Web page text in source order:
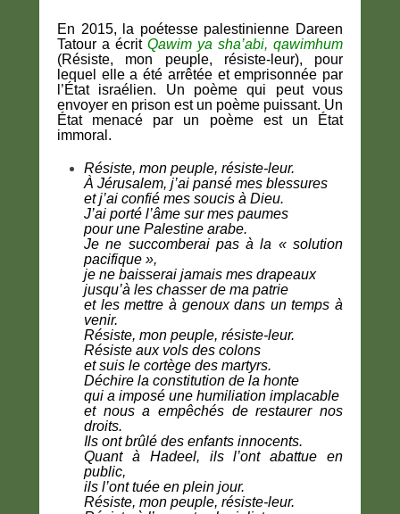
En 2015, la poétesse palestinienne Dareen
Tatour a écrit Qawim ya sha’abi, qawimhum
(Résiste, mon peuple, résiste-leur), pour
lequel elle a été arrêtée et emprisonnée par
l’État israélien. Un poème qui peut vous
envoyer en prison est un poème puissant. Un
État menacé par un poème est un État
immoral.
Résiste, mon peuple, résiste-leur.
À Jérusalem, j’ai pansé mes blessures
et j’ai confié mes soucis à Dieu.
J’ai porté l’âme sur mes paumes
pour une Palestine arabe.
Je ne succomberai pas à la « solution
pacifique »,
je ne baisserai jamais mes drapeaux
jusqu’à les chasser de ma patrie
et les mettre à genoux dans un temps à
venir.
Résiste, mon peuple, résiste-leur.
Résiste aux vols des colons
et suis le cortège des martyrs.
Déchire la constitution de la honte
qui a imposé une humiliation implacable
et nous a empêchés de restaurer nos
droits.
Ils ont brûlé des enfants innocents.
Quant à Hadeel, ils l’ont abattue en
public,
ils l’ont tuée en plein jour.
Résiste, mon peuple, résiste-leur.